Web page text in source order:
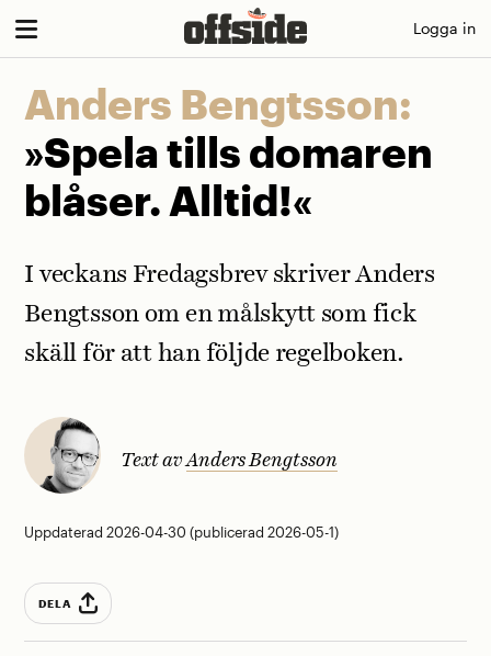
Skip
Logga in
Anders Bengtsson:
»Spela tills domaren
blåser. Alltid!«
I veckans Fredagsbrev skriver Anders
Bengtsson om en målskytt som fick
skäll för att han följde regelboken.
Text avAnders Bengtsson
Uppdaterad 2026-04-30 (publicerad 2026-05-1)
DELA